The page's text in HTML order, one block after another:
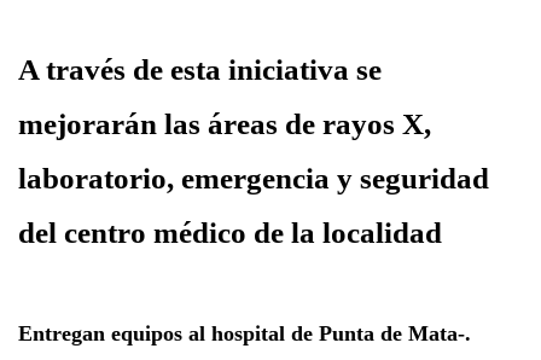
A través de esta iniciativa se
mejorarán las áreas de rayos X,
laboratorio, emergencia y seguridad
del centro médico de la localidad
Entregan equipos al hospital de Punta de Mata-.